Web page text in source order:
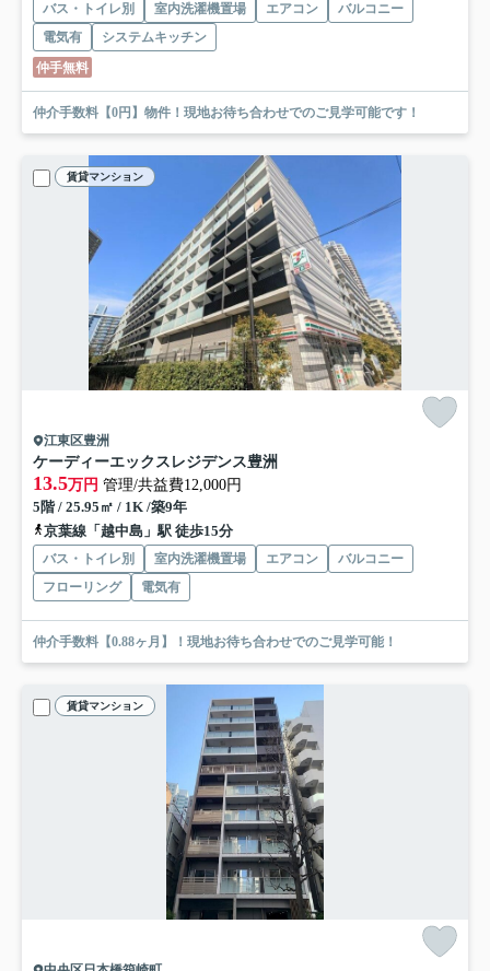
バス・トイレ別 室内洗濯機置場 エアコン
バルコニー
電気有
システムキッチン
仲手無料
仲介手数料【0円】物件！現地お待ち合わせでのご見学可能です！
賃貸マンション
江東区豊洲
ケーディーエックスレジデンス豊洲
13.5万円 管理/共益費12,000円
5階 / 25.95㎡ / 1K /築9年
京葉線「越中島」駅 徒歩15分
バス・トイレ別 室内洗濯機置場 エアコン
バルコニー
フローリング
電気有
仲介手数料【0.88ヶ月】！現地お待ち合わせでのご見学可能！
賃貸マンション